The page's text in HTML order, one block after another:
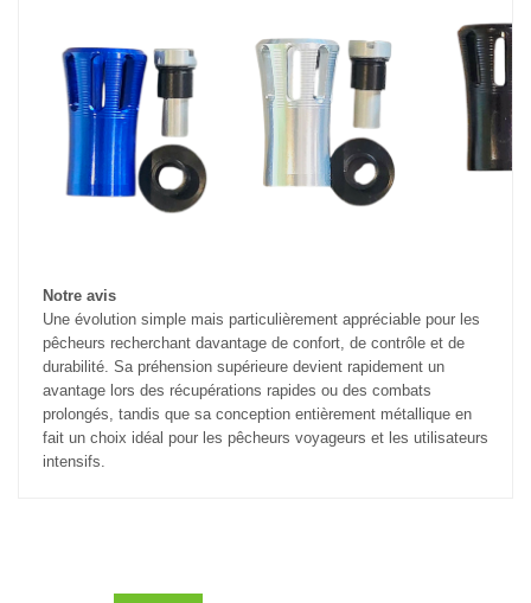
Notre avis
Une évolution simple mais particulièrement appréciable pour les
pêcheurs recherchant davantage de confort, de contrôle et de
durabilité. Sa préhension supérieure devient rapidement un
avantage lors des récupérations rapides ou des combats
prolongés, tandis que sa conception entièrement métallique en
fait un choix idéal pour les pêcheurs voyageurs et les utilisateurs
intensifs.